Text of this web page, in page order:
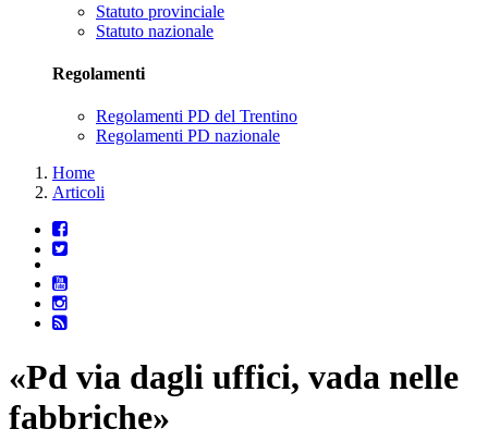
Statuto provinciale
Statuto nazionale
Regolamenti
Regolamenti PD del Trentino
Regolamenti PD nazionale
Home
Articoli
«Pd via dagli uffici, vada nelle
fabbriche»